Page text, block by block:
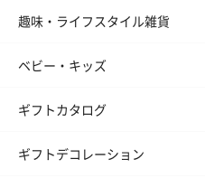
ンク）（1,760円）
趣味・ライフスタイル雑貨
ベビー・キッズ
ギフトカタログ
ギフトデコレーション